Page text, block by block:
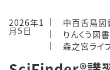
2026年1
月5日
中百舌鳥図
りんくう図
森之宮ライ